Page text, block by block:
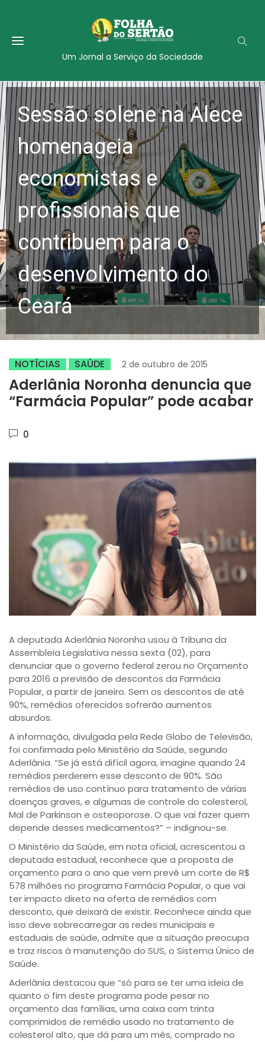
Um Jornal a Serviço da Sociedade
Sessão solene na Alece
homenageia
economistas e
profissionais que
contribuem para o
desenvolvimento do
Ceará
NOTÍCIAS SAÚDE 2 de outubro de 2015
Aderlânia Noronha denuncia que
“Farmácia Popular” pode acabar
0
A deputada Aderlânia Noronha usou à Tribuna da
Assembleia Legislativa nessa sexta (02), para
denunciar que o governo federal zerou no Orçamento
para 2016 a previsão de descontos da Farmácia
Popular, a partir de janeiro. Sem os descontos de até
90%, remédios oferecidos sofrerão aumentos
absurdos.
A informação, divulgada pela Rede Globo de Televisão,
foi confirmada pelo Ministério da Saúde, segundo
Aderlânia. “Se já está difícil agora, imagine quando 24
remédios perderem esse desconto de 90%. São
remédios de uso contínuo para tratamento de várias
doenças graves, e algumas de controle do colesterol,
Mal de Parkinson e osteoporose. O que vai fazer quem
depende desses medicamentos?” – indignou-se.
O Ministério da Saúde, em nota oficial, acrescentou a
deputada estadual, reconhece que a proposta de
orçamento para o ano que vem prevê um corte de R$
578 milhões no programa Farmácia Popular, o que vai
ter impacto direto na oferta de remédios com
desconto, que deixará de existir. Reconhece ainda que
isso deve sobrecarregar as redes municipais e
estaduais de saúde, admite que a situação preocupa
e traz riscos à manutenção do SUS, o Sistema Único de
Saúde.
Aderlânia destacou que “só para se ter uma ideia de
quanto o fim deste programa pode pesar no
orçamento das famílias, uma caixa com trinta
comprimidos de remédio usado no tratamento de
colesterol alto, que dá para um mês, comprado no